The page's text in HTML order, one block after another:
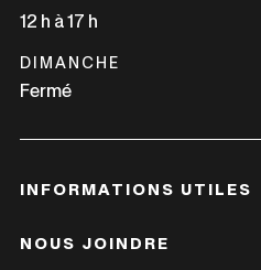
12 h à 17 h
DIMANCHE
Fermé
INFORMATIONS UTILES
NOUS JOINDRE